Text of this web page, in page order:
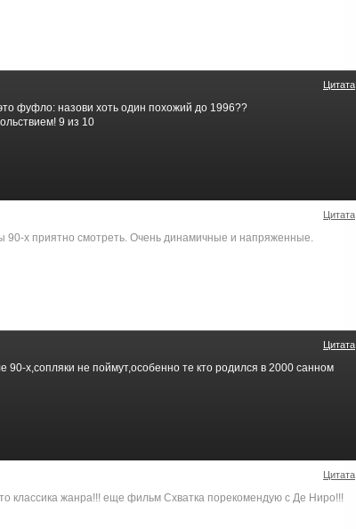
Цитата
фуфло: назови хоть один похожий до 1996??
9 из 10
Цитата
90-х приятно смотреть. Очень динамичные и напряженные.
Цитата
90-х,сопляки не поймут,особенно те кто родился в 2000 санном
Цитата
классика жанра!!! еще фильм Схватка порекомендую с Де Ниро!!!